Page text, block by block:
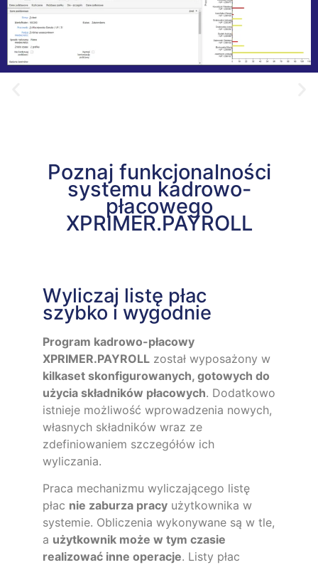
Poznaj funkcjonalności
systemu kadrowo-
płacowego
XPRIMER.PAYROLL
Wyliczaj listę płac
szybko i wygodnie
Program kadrowo-płacowy
XPRIMER.PAYROLL został wyposażony w
kilkaset skonfigurowanych, gotowych do
użycia składników płacowych. Dodatkowo
istnieje możliwość wprowadzenia nowych,
własnych składników wraz ze
zdefiniowaniem szczegółów ich
wyliczania.
Praca mechanizmu wyliczającego listę
płac nie zaburza pracy użytkownika w
systemie. Obliczenia wykonywane są w tle,
a użytkownik może w tym czasie
realizować inne operacje. Listy płac